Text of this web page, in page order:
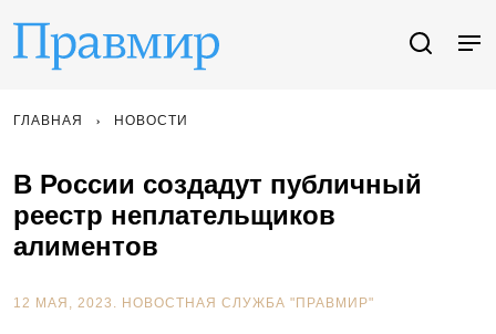
ГЛАВНАЯ НОВОСТИ
В России создадут публичный
реестр неплательщиков
алиментов
12 МАЯ, 2023. НОВОСТНАЯ СЛУЖБА "ПРАВМИР"